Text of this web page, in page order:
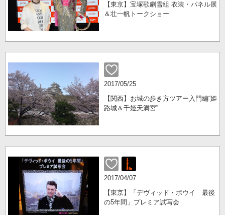
【東京】宝塚歌劇雪組 衣装・パネル展
＆壮一帆トークショー
2017/05/25
【関西】お城の歩き方ツアー入門編“姫
路城＆千姫天満宮”
2017/04/07
【東京】「デヴィッド・ボウイ 最後
の5年間」プレミア試写会